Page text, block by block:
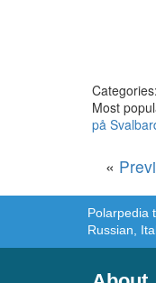
Categories:
Most
på
«
Polarpedia
Russian,